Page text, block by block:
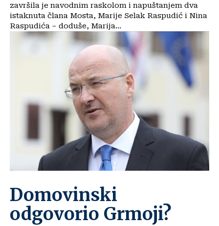
završila je navodnim raskolom i napuštanjem dva
istaknuta člana Mosta, Marije Selak Raspudić i Nina
Raspudića – doduše, Marija...
Domovinski
odgovorio Grmoji?